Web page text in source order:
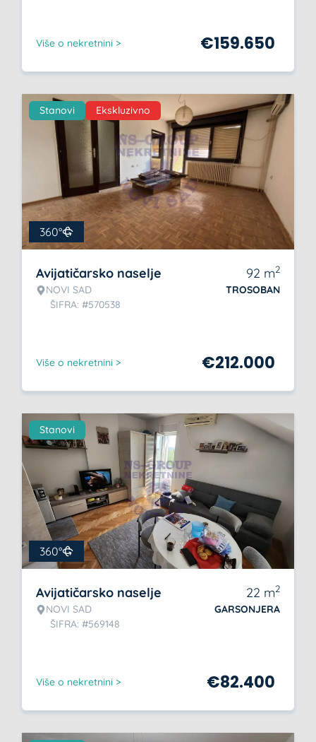
Više o nekretnini > €159.650
Stanovi Ekskluzivno
360°
Avijatičarsko naselje
NOVI SAD
ŠIFRA: #570538
92 m2
TROSOBAN
Više o nekretnini > €212.000
Stanovi
360°
Avijatičarsko naselje
NOVI SAD
ŠIFRA: #569148
22 m2
GARSONJERA
Više o nekretnini > €82.400